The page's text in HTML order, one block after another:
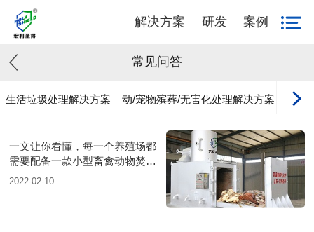
解决方案 研发 案例
常见问答
生活垃圾处理解决方案 动/宠物殡葬/无害化处理解决方案 工业
一文让你看懂，每一个养殖场都
需要配备一款小型畜禽动物焚烧
炉
2022-02-10